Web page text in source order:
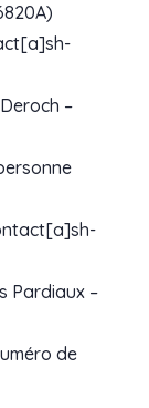
–
Pardiaux –
de